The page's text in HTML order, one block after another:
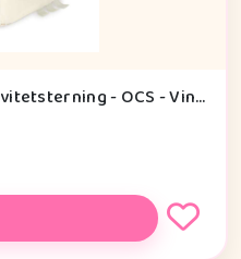
Cam Cam Copenhagen Aktivitetsterning - OCS - Vintage Toys